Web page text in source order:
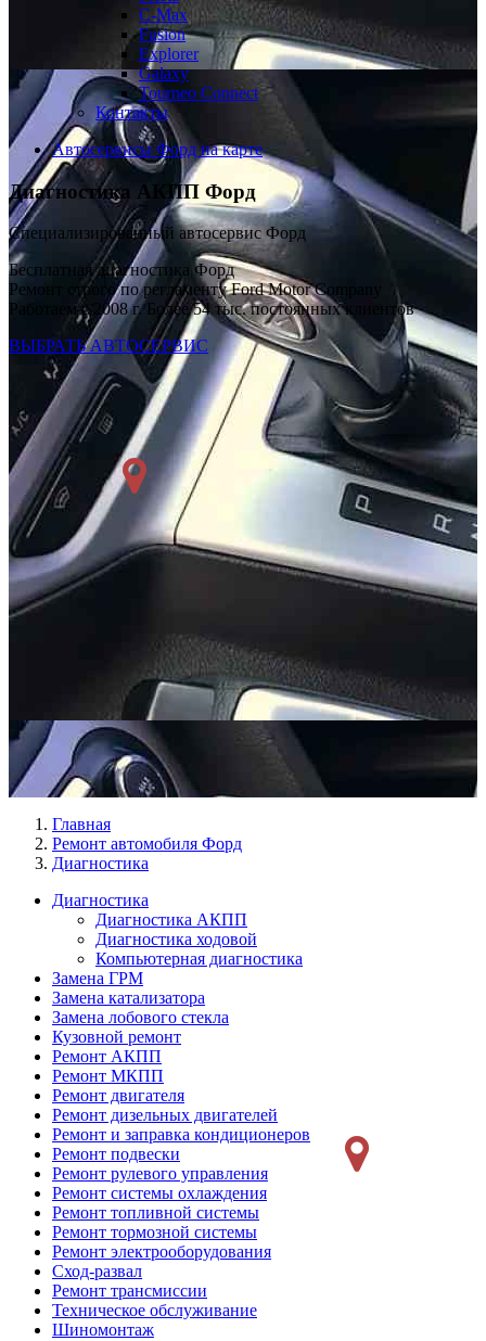
C-Max
Fusion
Explorer
Galaxy
Tourneo Connect
Контакты
Автосервисы Форд на карте
Диагностика АКПП Форд
Специализированный автосервис Форд
Бесплатная диагностика Форд
Ремонт строго по регламенту Ford Motor Company
Работаем с 2008 г. Более 54 тыс. постоянных клиентов
ВЫБРАТЬ АВТОСЕРВИС
Главная
Ремонт автомобиля Форд
Диагностика
Меню
Ремонт
слева
Диагностика
Диагностика АКПП
Диагностика ходовой
Компьютерная диагностика
Замена ГРМ
Замена катализатора
Замена лобового стекла
Кузовной ремонт
Ремонт АКПП
Ремонт МКПП
Ремонт двигателя
Ремонт дизельных двигателей
Ремонт и заправка кондиционеров
Ремонт подвески
Ремонт рулевого управления
Ремонт системы охлаждения
Ремонт топливной системы
Ремонт тормозной системы
Ремонт электрооборудования
Сход-развал
Ремонт трансмиссии
Техническое обслуживание
Шиномонтаж